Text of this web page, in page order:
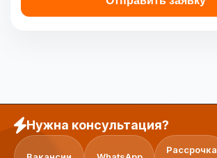
Нужна консультация?
Рассрочка